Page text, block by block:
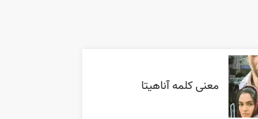
معنی کلمه آناهیتا